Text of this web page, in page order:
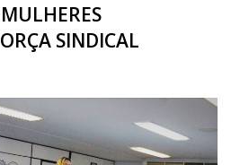
SINDICAL